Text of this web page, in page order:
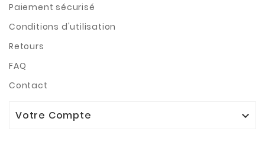
Paiement sécurisé
Conditions d'utilisation
Retours
FAQ
Contact
Votre Compte 